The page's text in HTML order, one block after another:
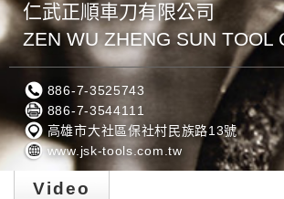
仁武正順車刀有限公司
ZEN WU ZHENG SUN TOOL
886-7-3525743
886-7-3544111
高雄市大社區保社村民族路13號
www.jsk-tools.com.tw
Video